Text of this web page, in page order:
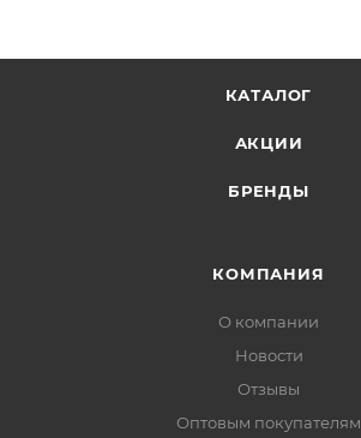
КАТАЛОГ
АКЦИИ
БРЕНДЫ
КОМПАНИЯ
О компании
Новости
Отзывы
Оптовым покупателям